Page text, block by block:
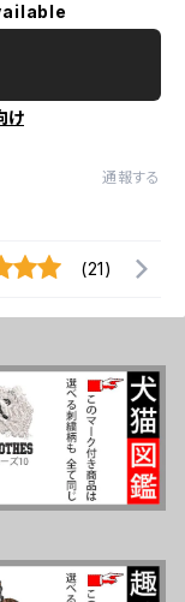
け
通報する
(21)